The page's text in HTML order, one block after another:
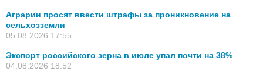
Аграрии просят ввести штрафы за проникновение на
сельхозземли
05.08.2026 17:55
Экспорт российского зерна в июле упал почти на 38%
04.08.2026 18:52